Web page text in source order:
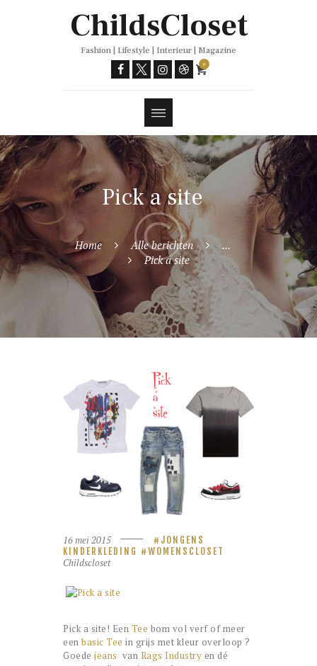
ChildsCloset
Fashion | Lifestyle | Interieur | Magazine
0
Pick a site
Home Alle berichten
...
Pick a site
16 mei 2015
JONGENS
KINDERKLEDING
WOMENSCLOSET
Childscloset
Pick a site! Een Tee bom vol verf of meer
een basic Tee in grijs met kleur overloop ?
Goede jeans van Rags Industry en dé